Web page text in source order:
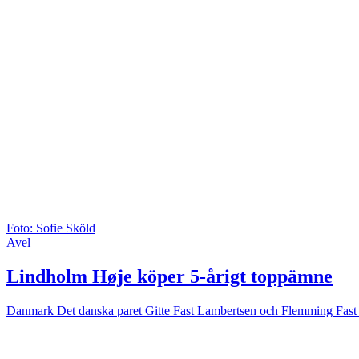
Foto: Sofie Sköld
Avel
Lindholm Høje köper 5-årigt toppämne
Danmark Det danska paret Gitte Fast Lambertsen och Flemming